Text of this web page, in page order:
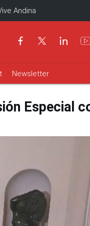
Andina
Newsletter
Especial